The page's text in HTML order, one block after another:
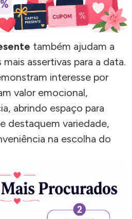
também ajudam a
assertivas para a data.
interesse por
valor emocional,
abrindo espaço para
destaquem variedade,
na escolha do